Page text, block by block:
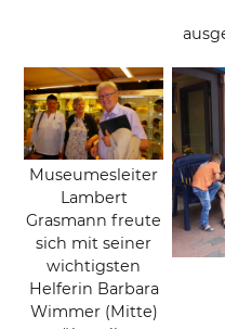
Museumesleiter
Lambert
Grasmann freute
sich mit seiner
wichtigsten
Helferin Barbara
Wimmer (Mitte)